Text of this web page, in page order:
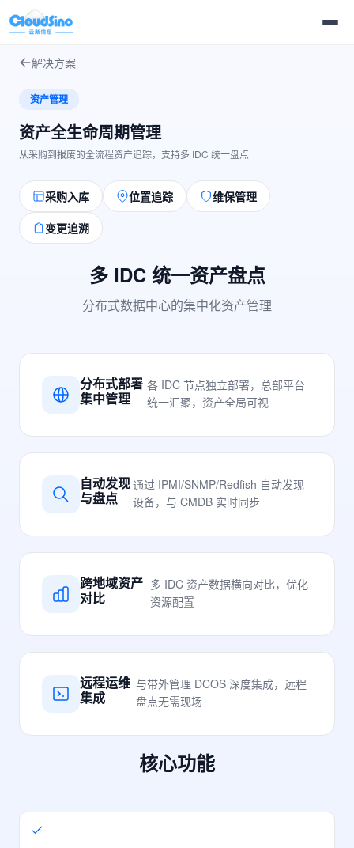
解决方案
资产管理
资产全生命周期管理
从采购到报废的全流程资产追踪，支持多 IDC 统一盘点
采购入库 位置追踪
维保管理
变更追溯
多 IDC 统一资产盘点
分布式数据中心的集中化资产管理
分布式部署
集中管理
各 IDC 节点独立部署，总部平台
统一汇聚，资产全局可视
自动发现
与盘点
通过 IPMI/SNMP/Redfish 自动发现
设备，与 CMDB 实时同步
跨地域资产
对比
多 IDC 资产数据横向对比，优化
资源配置
远程运维
集成
与带外管理 DCOS 深度集成，远程
盘点无需现场
核心功能